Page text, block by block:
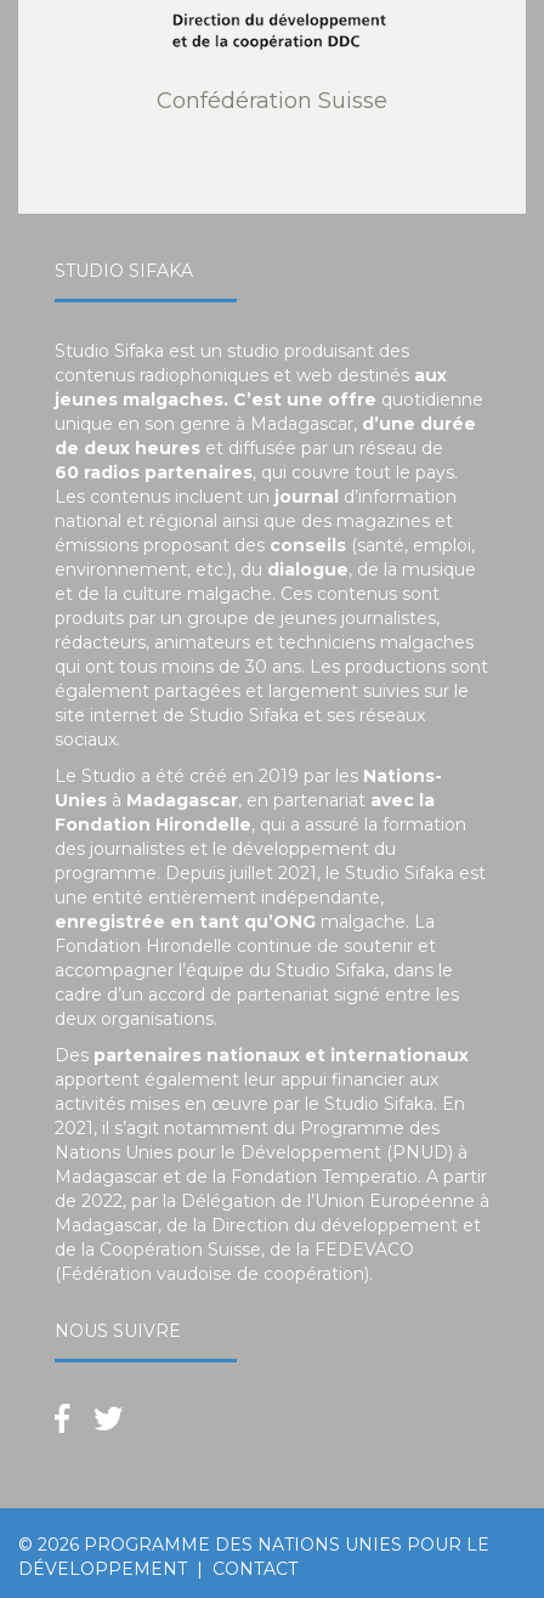
Confédération Suisse
STUDIO SIFAKA
Studio Sifaka est un studio produisant des
contenus radiophoniques et web destinés aux
jeunes malgaches. C’est une offre quotidienne
unique en son genre à Madagascar, d’une durée
de deux heures et diffusée par un réseau de
60 radios partenaires, qui couvre tout le pays.
Les contenus incluent un journal d’information
national et régional ainsi que des magazines et
émissions proposant des conseils (santé, emploi,
environnement, etc.), du dialogue, de la musique
et de la culture malgache. Ces contenus sont
produits par un groupe de jeunes journalistes,
rédacteurs, animateurs et techniciens malgaches
qui ont tous moins de 30 ans. Les productions sont
également partagées et largement suivies sur le
site internet de Studio Sifaka et ses réseaux
sociaux.
Le Studio a été créé en 2019 par les Nations-
Unies à Madagascar, en partenariat avec la
Fondation Hirondelle, qui a assuré la formation
des journalistes et le développement du
programme. Depuis juillet 2021, le Studio Sifaka est
une entité entièrement indépendante,
enregistrée en tant qu’ONG malgache. La
Fondation Hirondelle continue de soutenir et
accompagner l’équipe du Studio Sifaka, dans le
cadre d’un accord de partenariat signé entre les
deux organisations.
Des partenaires nationaux et internationaux
apportent également leur appui financier aux
activités mises en œuvre par le Studio Sifaka. En
2021, il s’agit notamment du Programme des
Nations Unies pour le Développement (PNUD) à
Madagascar et de la Fondation Temperatio. A partir
de 2022, par la Délégation de l’Union Européenne à
Madagascar, de la Direction du développement et
de la Coopération Suisse, de la FEDEVACO
(Fédération vaudoise de coopération).
NOUS SUIVRE
© 2026 PROGRAMME DES NATIONS UNIES POUR LE
DÉVELOPPEMENT| CONTACT